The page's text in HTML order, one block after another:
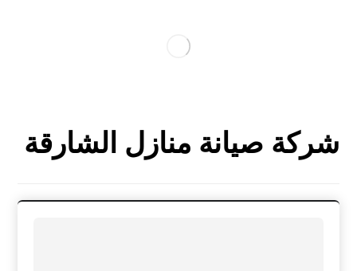
شركة صيانة منازل الشارقة